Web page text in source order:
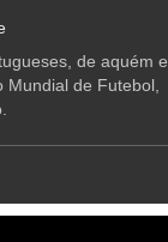
de aquém e
de Futebol,